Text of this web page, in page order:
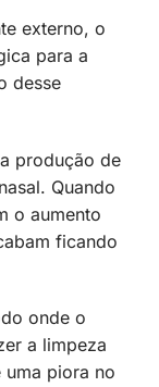
externo, o
para a
desse
produção de
Quando
o aumento
ficando
onde o
a limpeza
piora no